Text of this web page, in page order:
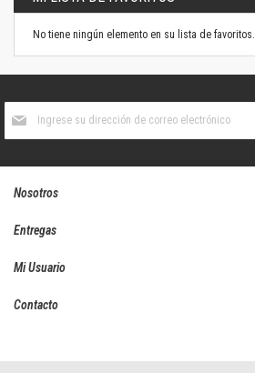
No tiene ningún elemento en su lista de favoritos.
boletín
Nosotros
Entregas
Mi Usuario
Contacto